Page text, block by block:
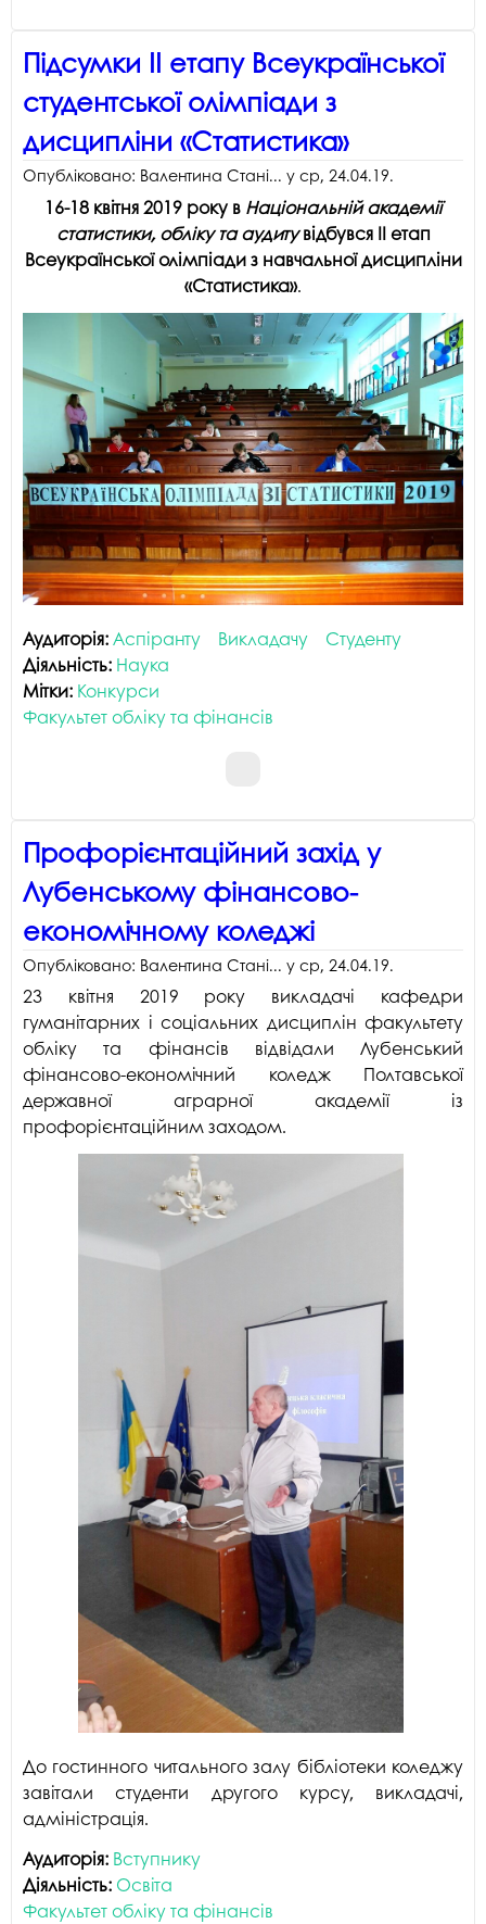
Підсумки ІІ етапу Всеукраїнської
студентської олімпіади з
дисципліни «Статистика»
Опубліковано: Валентина Стані... у ср, 24.04.19.
16-18 квітня 2019 року в Національній академії
статистики, обліку та аудитувідбувся ІІ етап
Всеукраїнської олімпіади з навчальної дисципліни
«Статистика».
Аудиторія:Аспіранту Викладачу
Студенту
Діяльність: Наука
Мітки: Конкурси
Факультет обліку та фінансів
Профорієнтаційний захід у
Лубенському фінансово-
економічному коледжі
Опубліковано: Валентина Стані... у ср, 24.04.19.
23 квітня 2019 року викладачі кафедри
гуманітарних і соціальних дисциплін факультету
обліку та фінансів відвідали Лубенський
фінансово-економічний коледж Полтавської
державної аграрної академії із
профорієнтаційним заходом.
До гостинного читального залу бібліотеки коледжу
завітали студенти другого курсу, викладачі,
адміністрація.
Аудиторія: Вступнику
Діяльність: Освіта
Факультет обліку та фінансів